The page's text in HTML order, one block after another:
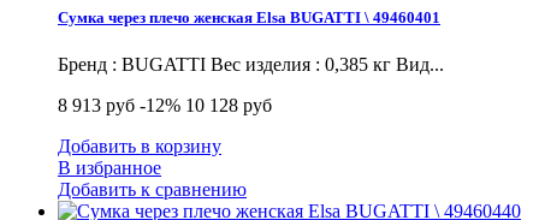
Сумка через плечо женская Elsa BUGATTI \ 49460401
Бренд : BUGATTI Вес изделия : 0,385 кг Вид...
8 913 руб -12% 10 128 руб
Добавить в корзину
В избранное
Добавить к сравнению